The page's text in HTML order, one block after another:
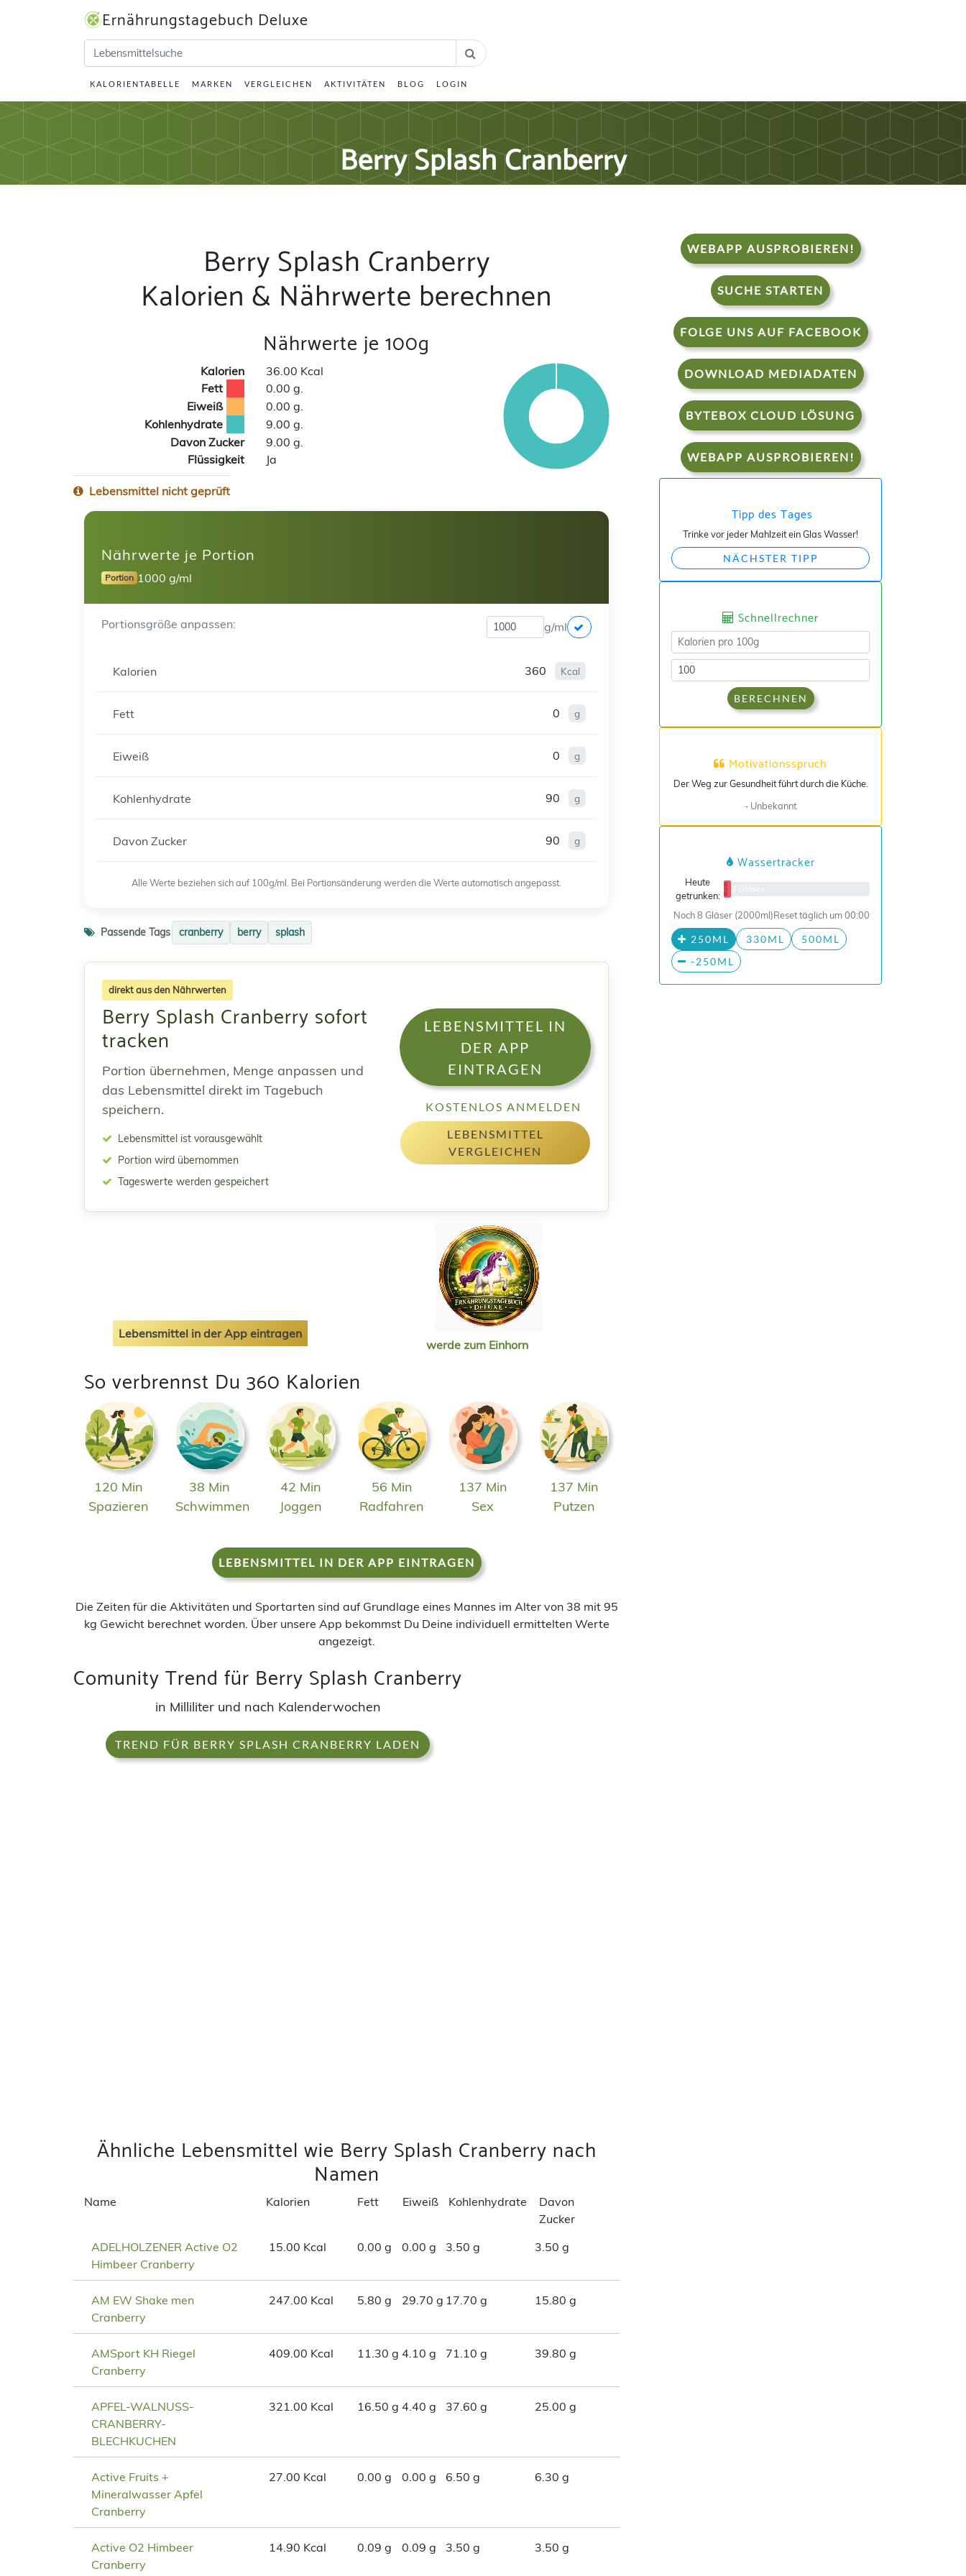
Ernährungstagebuch Deluxe
KALORIENTABELLE MARKEN VERGLEICHEN AKTIVITÄTEN BLOG LOGIN
Berry Splash Cranberry
Berry Splash Cranberry
Kalorien & Nährwerte berechnen
Nährwerte je 100g
Kalorien
36.00 Kcal
Fett
0.00 g.
Eiweiß
0.00 g.
Kohlenhydrate
9.00 g.
Davon Zucker
9.00 g.
Flüssigkeit
Ja
Lebensmittel nicht geprüft
Nährwerte je Portion
Portion 1000 g/ml
Portionsgröße anpassen: g/ml
Kalorien 360 Kcal
Fett 0 g
Eiweiß 0 g
Kohlenhydrate 90 g
Davon Zucker 90 g
Alle Werte beziehen sich auf 100g/ml. Bei Portionsänderung werden die Werte automatisch angepasst.
Passende Tags cranberry berry splash
direkt aus den Nährwerten
Berry Splash Cranberry sofort
tracken
Portion übernehmen, Menge anpassen und
das Lebensmittel direkt im Tagebuch
speichern.
Lebensmittel ist vorausgewählt
Portion wird übernommen
Tageswerte werden gespeichert
LEBENSMITTEL IN
DER APP
EINTRAGEN
KOSTENLOS ANMELDEN
LEBENSMITTEL
VERGLEICHEN
Lebensmittel in der App eintragen
werde zum Einhorn
So verbrennst Du 360 Kalorien
120 Min
Spazieren
38 Min
Schwimmen
42 Min
Joggen
56 Min
Radfahren
137 Min
Sex
137 Min
Putzen
LEBENSMITTEL IN DER APP EINTRAGEN
Die Zeiten für die Aktivitäten und Sportarten sind auf Grundlage eines Mannes im Alter von 38 mit 95
kg Gewicht berechnet worden. Über unsere App bekommst Du Deine individuell ermittelten Werte
angezeigt.
Comunity Trend für Berry Splash Cranberry
in Milliliter und nach Kalenderwochen
TREND FÜR BERRY SPLASH CRANBERRY LADEN
Ähnliche Lebensmittel wie Berry Splash Cranberry nach
Namen
Name Kalorien Fett Eiweiß Kohlenhydrate
Davon
Zucker
ADELHOLZENER Active O2
Himbeer Cranberry
15.00 Kcal 0.00 g 0.00 g 3.50 g 3.50 g
AM EW Shake men
Cranberry
247.00 Kcal 5.80 g 29.70 g 17.70 g 15.80 g
AMSport KH Riegel
Cranberry
409.00 Kcal 11.30 g 4.10 g 71.10 g 39.80 g
APFEL-WALNUSS-
CRANBERRY-
BLECHKUCHEN
321.00 Kcal 16.50 g 4.40 g 37.60 g 25.00 g
Active Fruits +
Mineralwasser Apfel
Cranberry
27.00 Kcal 0.00 g 0.00 g 6.50 g 6.30 g
Active O2 Himbeer
Cranberry
14.90 Kcal 0.09 g 0.09 g 3.50 g 3.50 g
WEBAPP AUSPROBIEREN!
SUCHE STARTEN
FOLGE UNS AUF FACEBOOK
DOWNLOAD MEDIADATEN
BYTEBOX CLOUD LÖSUNG
WEBAPP AUSPROBIEREN!
Tipp des Tages
Trinke vor jeder Mahlzeit ein Glas Wasser!
NÄCHSTER TIPP
Schnellrechner
BERECHNEN
Motivationsspruch
Der Weg zur Gesundheit führt durch die Küche.
- Unbekannt
Wassertracker
Heute
getrunken:
0/8 Gläser
Noch 8 Gläser (2000ml)Reset täglich um 00:00
250ML 330ML
500ML
-250ML